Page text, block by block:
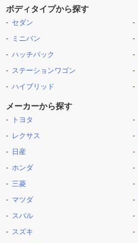
ボディタイプから探す
セダン
ミニバン
ハッチバック
ステーションワゴン
ハイブリッド
メーカーから探す
トヨタ
レクサス
日産
ホンダ
三菱
マツダ
スバル
スズキ